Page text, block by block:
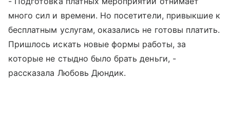
много сил и времени. Но посетители, привыкшие к
бесплатным услугам, оказались не готовы платить.
Пришлось искать новые формы работы, за
которые не стыдно было брать деньги, -
рассказала Любовь Дюндик.